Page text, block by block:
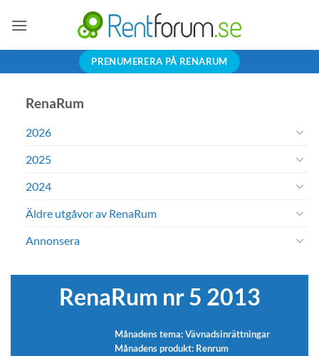
PRENUMERERA PÅ RENARUM
RenaRum
2026
2025
2024
Äldre utgåvor av RenaRum
Annonsera
Månadens tema: Vävnadsinrättningar
Månadens produkt: Renrum
RenaRum nr 5 2013